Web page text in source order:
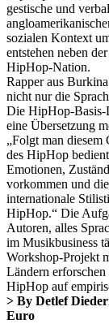
gestische und
sozialen Kontext
entstehen neben
HipHop-Nation.
Rapper aus
nicht nur die
Die HipHop-Basis-
eine Übersetzung
„Folgt man diesem
des HipHop
Emotionen,
vorkommen und
internationale
HipHop.“ Die
Autoren, alles
im Musikbusiness
Workshop-Projekt
Ländern erforschen
HipHop auf
> By Detlef
Euro